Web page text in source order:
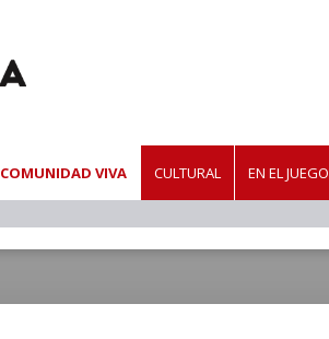
COMUNIDAD VIVA CULTURAL EN EL JUEGO